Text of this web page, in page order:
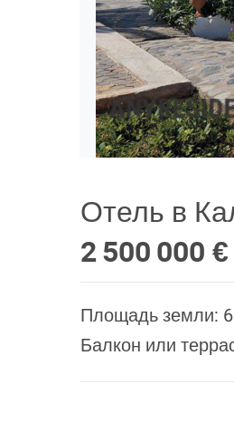
Отель в
2 500 000 €
Площадь земли: 6
Балкон или